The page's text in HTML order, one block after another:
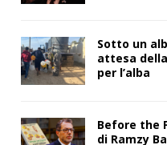
Sotto un
attesa
per l’alba
Before the
di Ramzy